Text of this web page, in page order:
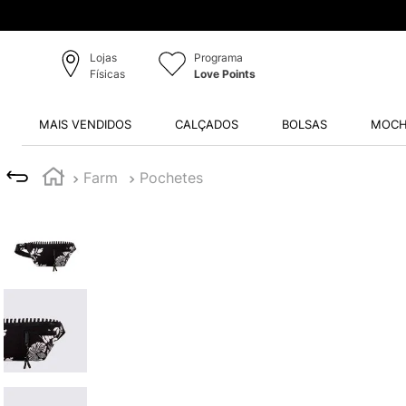
Lojas
Físicas
Programa
Love Points
MAIS VENDIDOS CALÇADOS BOLSAS
Farm Pochetes